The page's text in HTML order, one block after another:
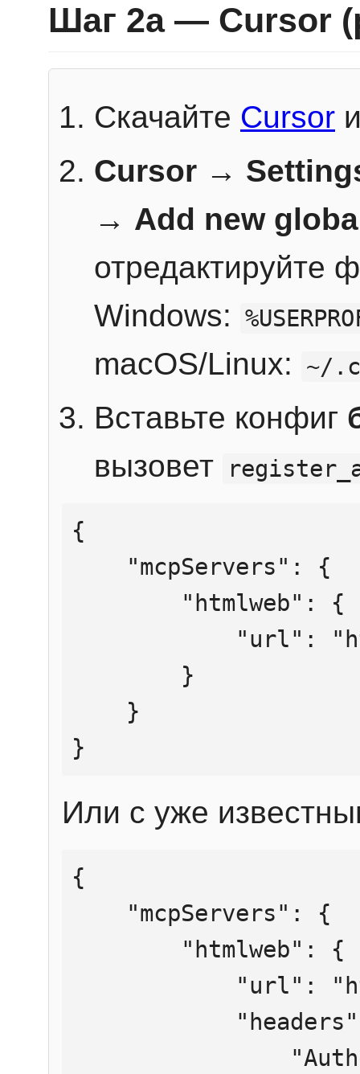
Шаг 2a — Cursor
Скачайте Cursor
Cursor →
→ Add new
отредактируйте
Windows:
macOS/Linux: ~/
Вставьте конфиг
вызовет
{
}
Или с уже
{